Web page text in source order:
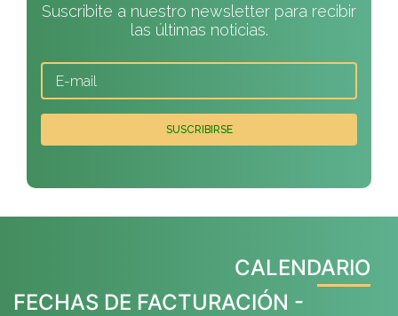
Suscribite a nuestro newsletter para recibir
las últimas noticias.
CALENDARIO
FECHAS DE FACTURACIÓN -